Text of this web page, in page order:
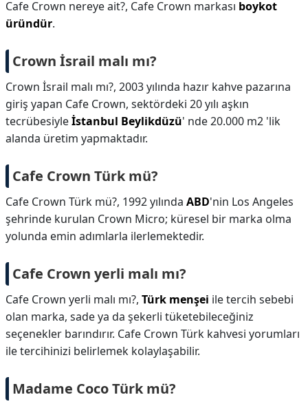
Cafe Crown nereye ait?, Cafe Crown markası boykot
üründür.
Crown İsrail malı mı?
Crown İsrail malı mı?, 2003 yılında hazır kahve pazarına
giriş yapan Cafe Crown, sektördeki 20 yılı aşkın
tecrübesiyleİstanbul Beylikdüzü' nde 20.000 m2 'lik
alanda üretim yapmaktadır.
Cafe Crown Türk mü?
Cafe Crown Türk mü?, 1992 yılında ABD'nin Los Angeles
şehrinde kurulan Crown Micro; küresel bir marka olma
yolunda emin adımlarla ilerlemektedir.
Cafe Crown yerli malı mı?
Cafe Crown yerli malı mı?, Türk menşei ile tercih sebebi
olan marka, sade ya da şekerli tüketebileceğiniz
seçenekler barındırır. Cafe Crown Türk kahvesi yorumları
ile tercihinizi belirlemek kolaylaşabilir.
Madame Coco Türk mü?